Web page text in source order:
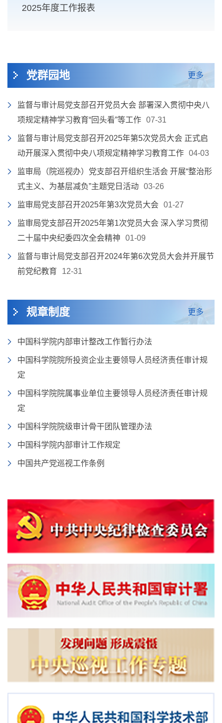
2025年度工作报表
党群园地 更多
监督与审计局党支部召开党员大会 部署深入贯彻中央八
项规定精神学习教育“回头看”等工作 07-31
监督与审计局党支部召开2025年第5次党员大会 ​正式启
动开展深入贯彻中央八项规定精神学习教育工作 04-03
监审局（院巡视办）党支部召开组织生活会 开展“整治形
式主义、为基层减负”主题党日活动
03-26
监审局党支部召开2025年第3次党员大会 01-27
监审局党支部召开2025年第1次党员大会 ​深入学习贯彻
二十届中央纪委四次全会精神
01-09
监督与审计局党支部召开2024年第6次党员大会并开展节
前党纪教育
12-31
规章制度 更多
中国科学院内部审计整改工作暂行办法
中国科学院院所投资企业主要领导人员经济责任审计规
定
中国科学院院属事业单位主要领导人员经济责任审计规
定
中国科学院院级审计骨干团队管理办法
中国科学院内部审计工作规定
中国共产党巡视工作条例